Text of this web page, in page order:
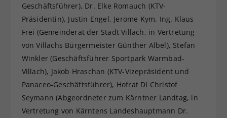
Geschäftsführer), Dr. Elke Romauch (KTV-
Präsidentin), Justin Engel, Jerome Kym, Ing. Klaus
Frei (Gemeinderat der Stadt Villach, in Vertretung
von Villachs Bürgermeister Günther Albel), Stefan
Winkler (Geschäftsführer Sportpark Warmbad-
Villach), Jakob Hraschan (KTV-Vizepräsident und
Panaceo-Geschäftsführer), Hofrat DI Christof
Seymann (Abgeordneter zum Kärntner Landtag, in
Vertretung von Kärntens Landeshauptmann Dr.